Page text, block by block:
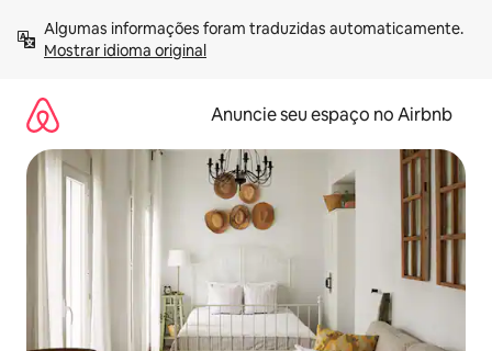
para
Mostrar idioma original
Anuncie seu espaço no Airbnb